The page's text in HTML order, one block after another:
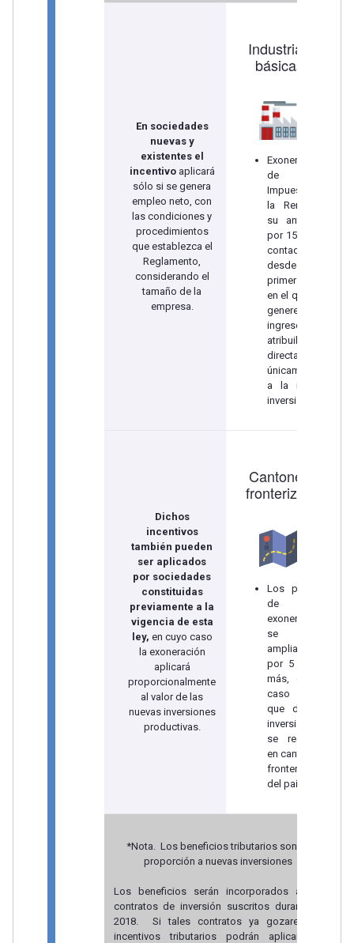
En sociedades
nuevas y
existentes el
incentivoaplicará
sólo si se genera
empleo neto, con
las condiciones y
procedimientos
que establezca el
Reglamento,
considerando el
tamaño de la
empresa.
Industrias
básicas
Exoneración
de
Impuesto a
la Renta y
su anticipo
por 15 años
contados
desde el
primer año
en el que se
generen
ingresos
atribuibles
directa y
únicamente
a la nueva
inversión.
Dichos
incentivos
también pueden
ser aplicados
por sociedades
constituidas
previamente a la
vigencia de esta
ley, en cuyo caso
la exoneración
aplicará
proporcionalmente
al valor de las
nuevas inversiones
productivas.
Cantones
fronterizos
Los plazos
de
exoneración
se
ampliarán
por 5 años
más, en el
caso de
que dichas
inversiones
se realicen
en cantones
fronterizos
del país.
*Nota. Los beneficios tributarios son en
proporción a nuevas inversiones
Los beneficios serán incorporados a los
contratos de inversión suscritos durante el
2018. Si tales contratos ya gozaren de
incentivos tributarios podrán aplicar los